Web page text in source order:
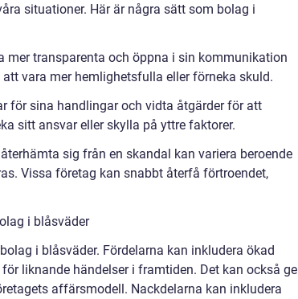
situationer. Här är några sätt som bolag i
transparenta och öppna i sin kommunikation
vara mer hemlighetsfulla eller förneka skuld.
för sina handlingar och vidta åtgärder för att
sitt ansvar eller skylla på yttre faktorer.
sig från en skandal kan variera beroende
Vissa företag kan snabbt återfå förtroendet,
i blåsväder
i blåsväder. Fördelarna kan inkludera ökad
liknande händelser i framtiden. Det kan också ge
affärsmodell. Nackdelarna kan inkludera